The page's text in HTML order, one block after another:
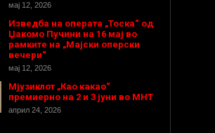
мај 12, 2026
Изведба на операта „Тоска“ од
Џакомо Пучини на 16 мај во
рамките на „Мајски оперски
вечери“
мај 12, 2026
Мјузиклот „Као какао“
премиерно на 2 и 3 јуни во МНТ
април 24, 2026